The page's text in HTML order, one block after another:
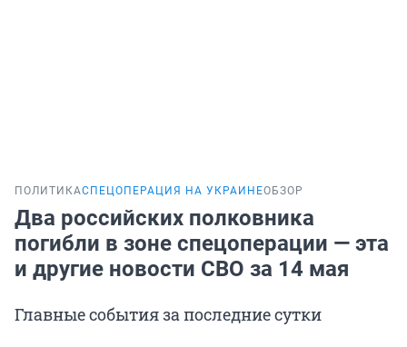
ПОЛИТИКАСПЕЦОПЕРАЦИЯ НА УКРАИНЕОБЗОР
Два российских полковника
погибли в зоне спецоперации — эта
и другие новости СВО за 14 мая
Главные события за последние сутки